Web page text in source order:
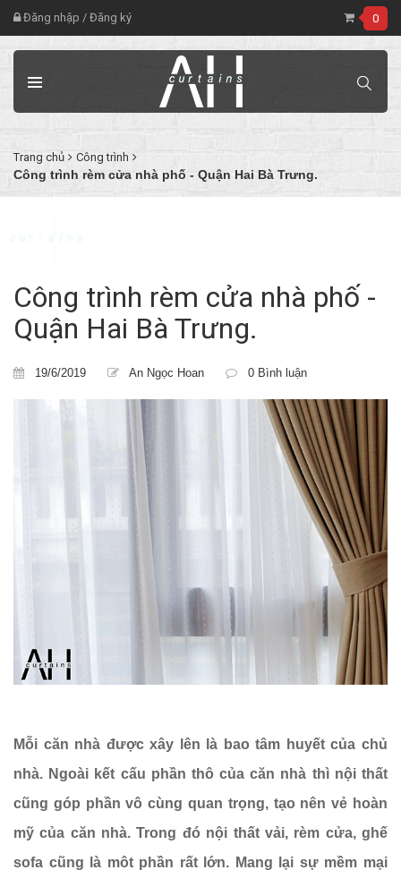
Đăng nhập / Đăng ký 0
Trang chủ Công trình
Công trình rèm cửa nhà phố - Quận Hai Bà Trưng.
Công trình rèm cửa nhà phố -
Quận Hai Bà Trưng.
19/6/2019 An Ngọc Hoan 0 Bình luận
Mỗi căn nhà được xây lên là bao tâm huyết của chủ
nhà. Ngoài kết cấu phần thô của căn nhà thì nội thất
cũng góp phần vô cùng quan trọng, tạo nên vẻ hoàn
mỹ của căn nhà. Trong đó nội thất vải, rèm cửa, ghế
sofa cũng là môt phần rất lớn. Mang lại sự mềm mại